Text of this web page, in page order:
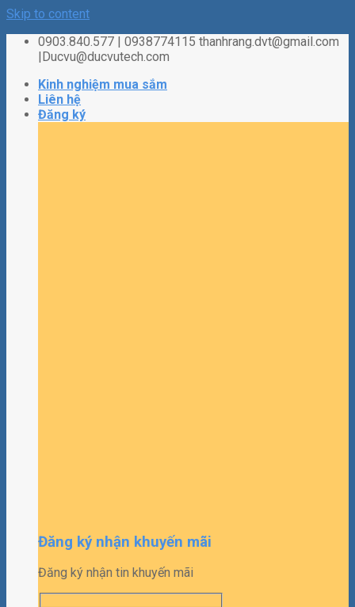
Skip to content
0903.840.577 | 0938774115 thanhrang.dvt@gmail.com
|Ducvu@ducvutech.com
Kinh nghiệm mua sắm
Liên hệ
Đăng ký
Đăng ký nhận khuyến mãi
Đăng ký nhận tin khuyến mãi